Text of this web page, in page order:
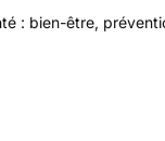
: bien-être,